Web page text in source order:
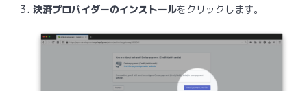
決済プロバイダーのインストールをクリックします。